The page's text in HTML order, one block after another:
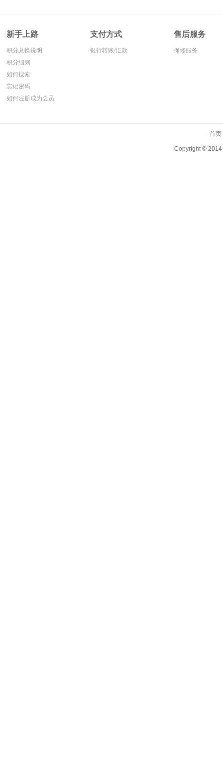
新手上路
积分兑换说明
积分细则
如何搜索
忘记密码
如何注册成为会员
支付方式
银行转账/汇款
售后服务
保修服务
首页
Copyright ©